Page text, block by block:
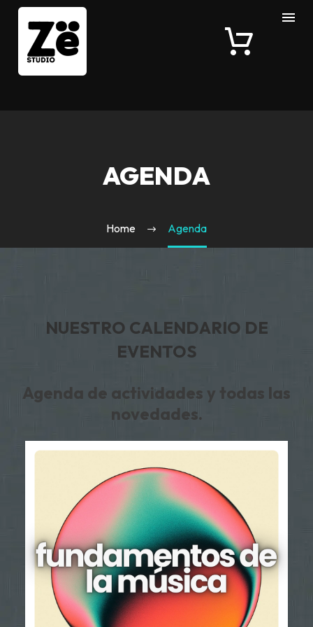
AGENDA
Home Agenda
NUESTRO CALENDARIO DE
EVENTOS
Agenda de actividades y todas las
novedades.